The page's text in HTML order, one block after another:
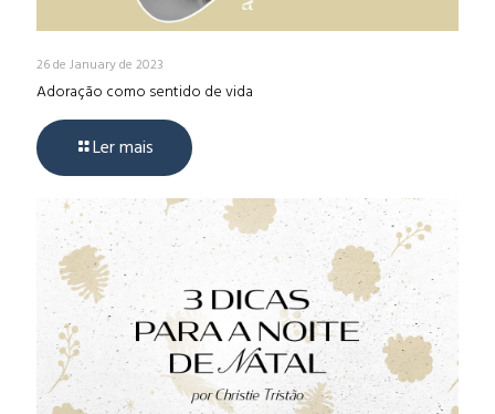
26 de January de 2023
Adoração como sentido de vida
Ler mais